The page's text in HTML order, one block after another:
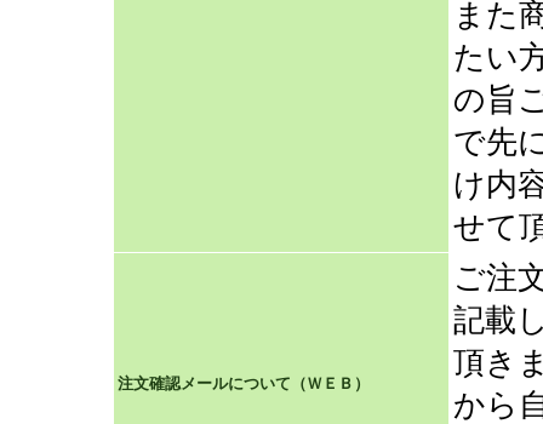
また
たい
の旨
で先
け内
せて
注文確認メールについて（ＷＥＢ）
ご注
記載
頂き
から